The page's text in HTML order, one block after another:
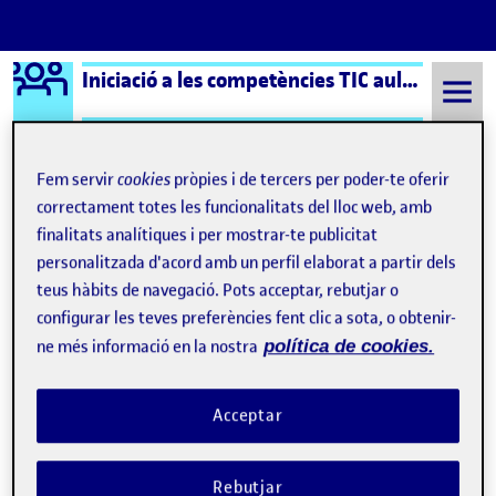
Saltar al contingut
Logo Ágora Iniciació a les competències TIC aula 4
Semestre 20221 - Aula 4 Per saber una mica més sobre mi
Navegació d'entrades
Anterior: Presentació Següent
Publicat perPer saber una mica més
Públic-22 Nov. 2022-comentari
Amb aquest vídeo podras saber una mica més sobre mi, la
meva feina o els meus hobbies.
Fem servircookies pròpies i de tercers per poder-te oferir
correctament totes les funcionalitats del lloc web, amb
finalitats analítiques i per mostrar-te publicitat
personalitzada d'acord amb un perfil elaborat a partir dels
teus hàbits de navegació. Pots acceptar, rebutjar o
configurar les teves preferències fent clic a sota, o obtenir-
ne més informació en la nostra política de cookies.
Rebutjar
Acceptar